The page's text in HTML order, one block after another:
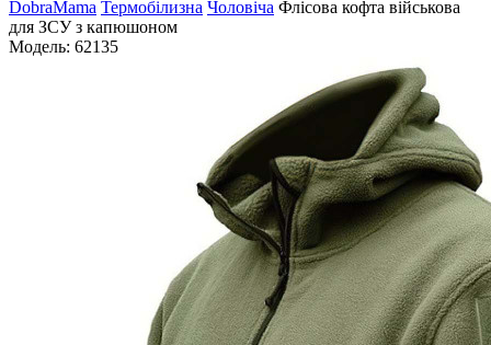
DobraMama Термобілизна Чоловіча Флісова кофта військова
для ЗСУ з капюшоном
Модель: 62135